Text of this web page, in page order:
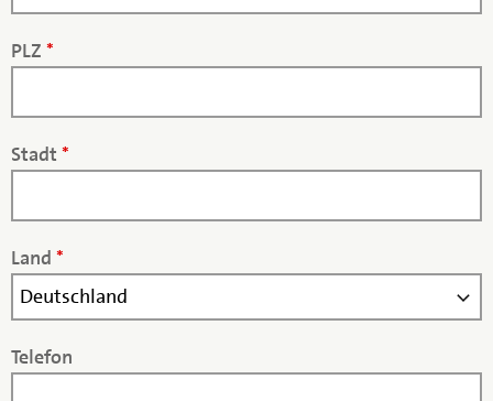
PLZ *
Stadt *
Land *
Telefon